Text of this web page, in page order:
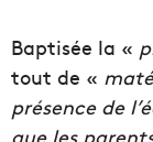
Baptisée la «
tout de «
présence de
que les